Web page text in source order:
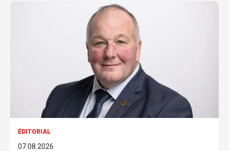
ÉDITORIAL
07.08.2026